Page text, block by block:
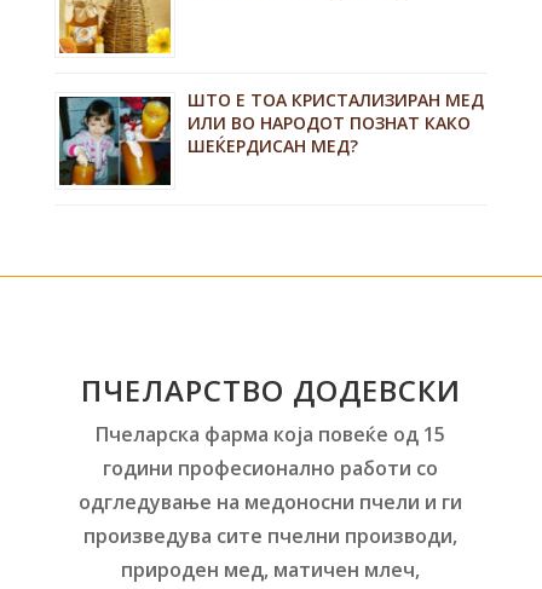
ШТО Е ТОА КРИСТАЛИЗИРАН МЕД
ИЛИ ВО НАРОДОТ ПОЗНАТ КАКО
ШЕЌЕРДИСАН МЕД?
ПЧЕЛАРСТВО ДОДЕВСКИ
Пчеларска фарма која повеќе од 15
години професионално работи со
одгледување на медоносни пчели и ги
произведува сите пчелни производи,
природен мед, матичен млеч,